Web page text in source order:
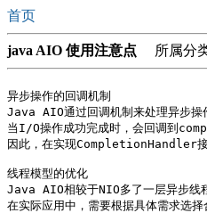
首页
java AIO 使用注意点 所属分
异步操作的回调机制
Java AIO通过回调机制来处理异步操
当I/O操作成功完成时，会回调到
因此，在实现CompletionHandler接
线程模型的优化
Java AIO相较于NIO多了一层异步线
在实际应用中，需要根据具体需求选